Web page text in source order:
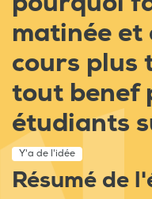
matinée et
cours plus
tout benef
étudiants
Y'a de l'idée
Résumé de